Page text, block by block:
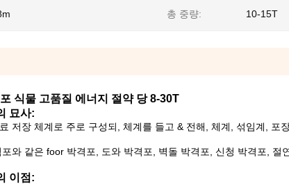
총 중량: 10-15T
식물 고품질 에너지 절약 당 8-30T
묘사:
저장 체계로 주로 구성되, 체계를 들고 & 전해, 체계, 섞임계, 포
와 같은 foor 박격포, 도와 박격포, 벽돌 박격포, 신청 박격포, 절
이점: